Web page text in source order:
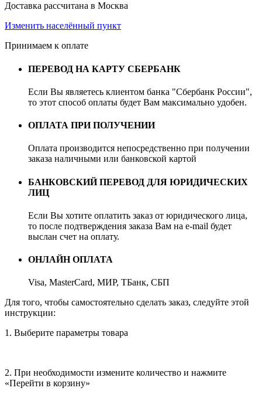
Доставка рассчитана в Москва
Изменить населённый пункт
Принимаем к оплате
ПЕРЕВОД НА КАРТУ СБЕРБАНК
Если Вы являетесь клиентом банка "Сбербанк России",
то этот способ оплаты будет Вам максимально удобен.
ОПЛАТА ПРИ ПОЛУЧЕНИИ
Оплата производится непосредственно при получении
заказа наличными или банковской картой
БАНКОВСКИЙ ПЕРЕВОД ДЛЯ ЮРИДИЧЕСКИХ
ЛИЦ
Если Вы хотите оплатить заказ от юридического лица,
то после подтверждения заказа Вам на e-mail будет
выслан счет на оплату.
ОНЛАЙН ОПЛАТА
Visa, MasterCard, МИР, ТБанк, СБП
Для того, чтобы самостоятельно сделать заказ, следуйте этой
инструкции:
1. Выберите параметры товара
2. При необходимости измените количество и нажмите
«Перейти в корзину»